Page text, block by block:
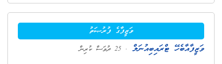
ވަޒީފާގެ ފުރުޞަތު
ވަޒީފާއާބެހޭ ޓްރައިބިއުނަލް . 25 ދުވަސް ކުރިން